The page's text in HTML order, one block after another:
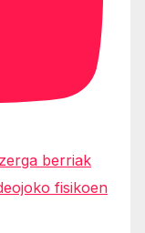
berriak
fisikoen